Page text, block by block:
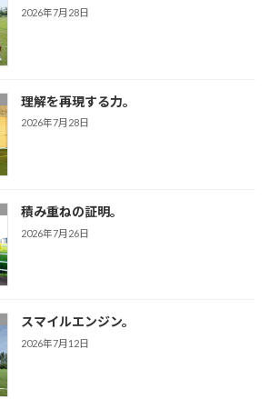
2026年7月28日
理解を再現する力。
2026年7月28日
積み重ねの証明。
2026年7月26日
スマイルエンジン。
2026年7月12日